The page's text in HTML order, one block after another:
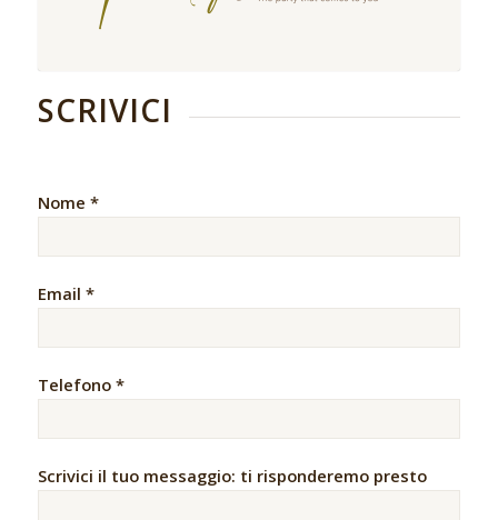
SCRIVICI
Nome *
Email *
Telefono *
Scrivici il tuo messaggio: ti risponderemo presto